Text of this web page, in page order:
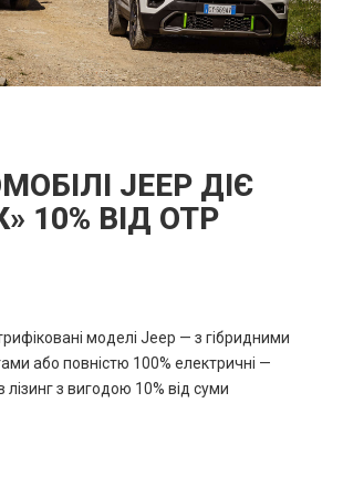
JEEP ДІЄ
10% ВІД OTP
моделі Jeep — з гібридними
або повністю 100% електричні —
з вигодою 10% від суми